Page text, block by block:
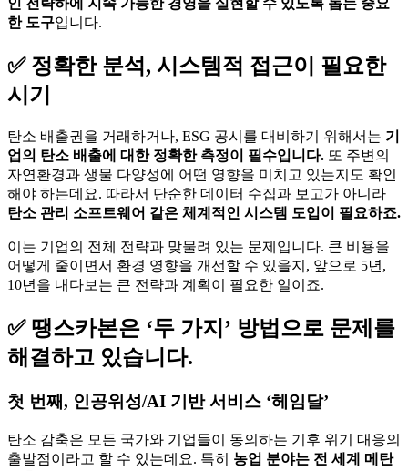
탄소 배출권을 거래하거나, ESG 공시를 대비하기 위해서는
자연환경과 생물 다양성에 어떤 영향을 미치고 있는지도 확인
해야 하는데요. 따라서 단순한 데이터 수집과 보고가 아니라
탄소 관리 소프트웨어 같은 체계적인 시스템 도입이 필요하죠.
이는 기업의 전체 전략과 맞물려 있는 문제입니다. 큰 비용을
어떻게 줄이면서 환경 영향을 개선할 수 있을지, 앞으로 5년,
10년을 내다보는 큰 전략과 계획이 필요한 일이죠.
✅ 땡스카본은 ‘두 가지’ 방법으로 문제를
해결하고 있습니다.
첫 번째, 인공위성/AI 기반 서비스 ‘헤임달’
탄소 감축은 모든 국가와 기업들이 동의하는 기후 위기 대응의
출발점이라고 할 수 있는데요. 특히
배출량의 10%를 차지할 만큼 큰 영향을 미치고 있기 때문에
분야를 집중하고 있습니다. 대규모 벼농사 지역이 많은 동남아
시아에서 메탄 배출량이 크면서도 생산량이 떨어지는 상황에